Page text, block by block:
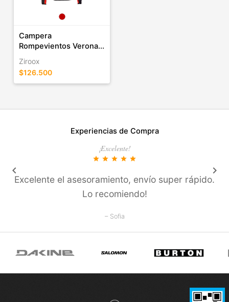
Campera
Rompevientos Verona...
Ziroox
$126.500
Experiencias de Compra
¡Excelente!
star star star star star
Excelente el asesoramiento, enví­o super rápido.
Lo recomiendo!
– Sofia
keyboard_arrow_left keyboard_arrow_right